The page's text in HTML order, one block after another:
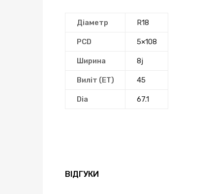
Діаметр R18
PCD 5×108
Ширина 8j
Виліт (ЕТ) 45
Dia 67.1
ВІДГУКИ